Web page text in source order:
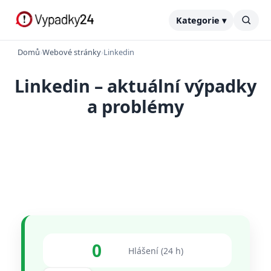
Kategorie ▾
Domů›Webové stránky›Linkedin
Linkedin – aktuální výpadky
a problémy
0 Hlášení (24 h)